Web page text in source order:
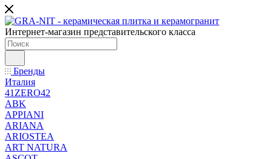
Интернет-магазин представительского класса
Бренды
Италия
41ZERO42
ABK
APPIANI
ARIANA
ARIOSTEA
ART NATURA